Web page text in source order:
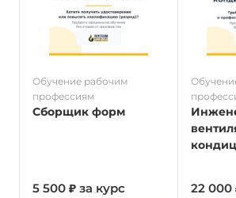
Обучение рабочим
профессиям
Сборщик форм
5 500 ₽ за курс 22 000